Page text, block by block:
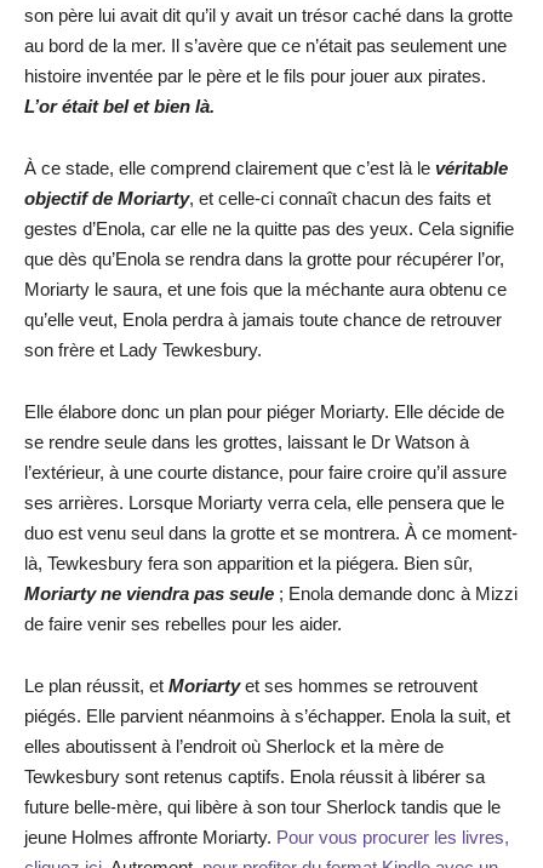
son père lui avait dit qu’il y avait un trésor caché dans la grotte
au bord de la mer. Il s’avère que ce n’était pas seulement une
histoire inventée par le père et le fils pour jouer aux pirates.
L’or était bel et bien là.
À ce stade, elle comprend clairement que c’est là le véritable
objectif de Moriarty, et celle-ci connaît chacun des faits et
gestes d’Enola, car elle ne la quitte pas des yeux. Cela signifie
que dès qu’Enola se rendra dans la grotte pour récupérer l’or,
Moriarty le saura, et une fois que la méchante aura obtenu ce
qu’elle veut, Enola perdra à jamais toute chance de retrouver
son frère et Lady Tewkesbury.
Elle élabore donc un plan pour piéger Moriarty. Elle décide de
se rendre seule dans les grottes, laissant le Dr Watson à
l’extérieur, à une courte distance, pour faire croire qu’il assure
ses arrières. Lorsque Moriarty verra cela, elle pensera que le
duo est venu seul dans la grotte et se montrera. À ce moment-
là, Tewkesbury fera son apparition et la piégera. Bien sûr,
Moriarty ne viendra pas seule ; Enola demande donc à Mizzi
de faire venir ses rebelles pour les aider.
Le plan réussit, et Moriartyet ses hommes se retrouvent
piégés. Elle parvient néanmoins à s’échapper. Enola la suit, et
elles aboutissent à l’endroit où Sherlock et la mère de
Tewkesbury sont retenus captifs. Enola réussit à libérer sa
future belle-mère, qui libère à son tour Sherlock tandis que le
jeune Holmes affronte Moriarty. Pour vous procurer les livres,